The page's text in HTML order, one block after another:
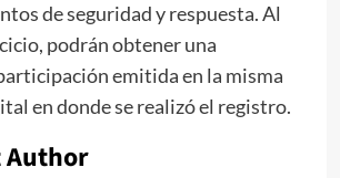
de seguridad y respuesta. Al
podrán obtener una
emitida en la misma
en donde se realizó el registro.
Author